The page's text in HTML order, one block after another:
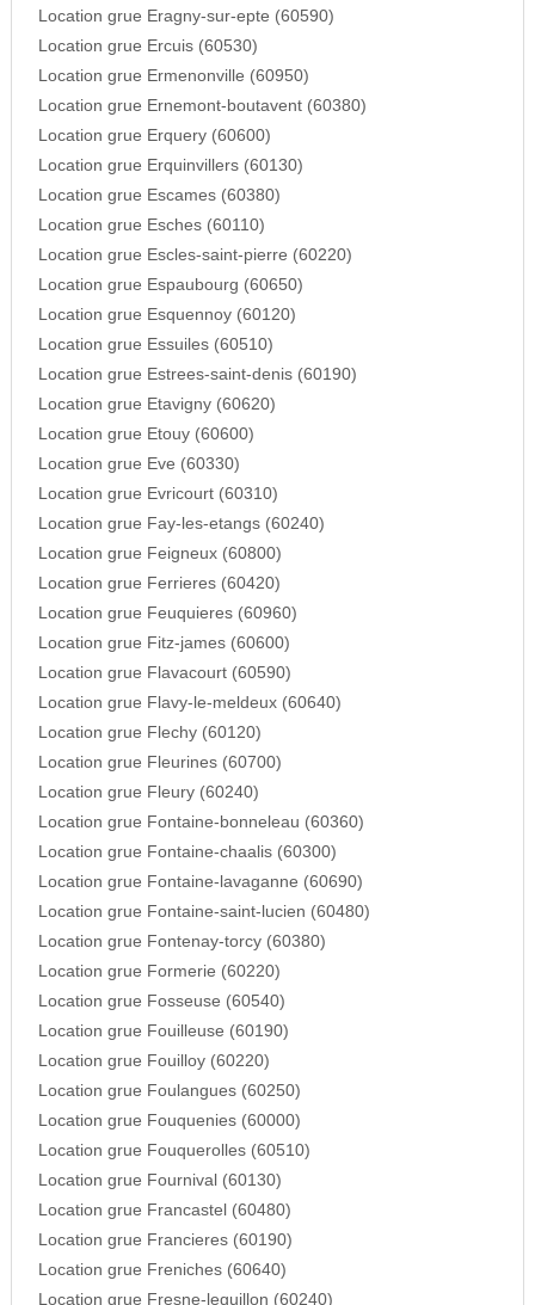
Location grue Eragny-sur-epte (60590)
Location grue Ercuis (60530)
Location grue Ermenonville (60950)
Location grue Ernemont-boutavent (60380)
Location grue Erquery (60600)
Location grue Erquinvillers (60130)
Location grue Escames (60380)
Location grue Esches (60110)
Location grue Escles-saint-pierre (60220)
Location grue Espaubourg (60650)
Location grue Esquennoy (60120)
Location grue Essuiles (60510)
Location grue Estrees-saint-denis (60190)
Location grue Etavigny (60620)
Location grue Etouy (60600)
Location grue Eve (60330)
Location grue Evricourt (60310)
Location grue Fay-les-etangs (60240)
Location grue Feigneux (60800)
Location grue Ferrieres (60420)
Location grue Feuquieres (60960)
Location grue Fitz-james (60600)
Location grue Flavacourt (60590)
Location grue Flavy-le-meldeux (60640)
Location grue Flechy (60120)
Location grue Fleurines (60700)
Location grue Fleury (60240)
Location grue Fontaine-bonneleau (60360)
Location grue Fontaine-chaalis (60300)
Location grue Fontaine-lavaganne (60690)
Location grue Fontaine-saint-lucien (60480)
Location grue Fontenay-torcy (60380)
Location grue Formerie (60220)
Location grue Fosseuse (60540)
Location grue Fouilleuse (60190)
Location grue Fouilloy (60220)
Location grue Foulangues (60250)
Location grue Fouquenies (60000)
Location grue Fouquerolles (60510)
Location grue Fournival (60130)
Location grue Francastel (60480)
Location grue Francieres (60190)
Location grue Freniches (60640)
Location grue Fresne-leguillon (60240)